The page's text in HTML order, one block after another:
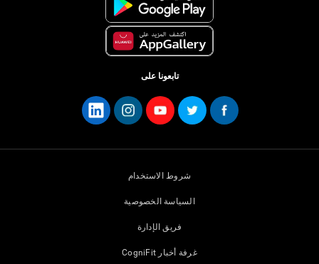
تابعونا على
شروط الاستخدام
السياسة الخصوصية
فريق الإدارة
غرفة أخبار CogniFit